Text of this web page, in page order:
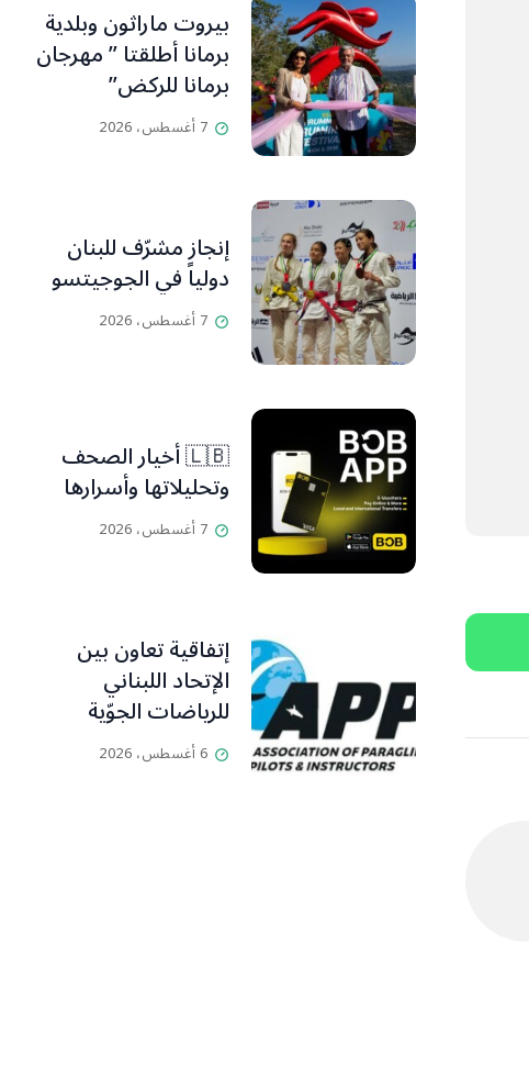
بيروت ماراثون وبلدية
برمانا أطلقتا ” مهرجان
برمانا للركض”
7 أغسطس، 2026
إنجاز مشرّف للبنان
دولياً في الجوجيتسو
7 أغسطس، 2026
🇱🇧 أخيار الصحف
وتحليلاتها وأسرارها
7 أغسطس، 2026
إتفاقية تعاون بين
الإتحاد اللبناني
للرياضات الجوّية
وجمعية طيّاري
ومدرّبي الطيران
6 أغسطس، 2026